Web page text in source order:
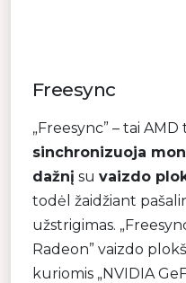
Freesync
„Freesync” – tai
sinchronizuoja
dažnį su vaizdo
todėl žaidžiant
užstrigimas.
Radeon” vaizdo
kuriomis „NVIDIA